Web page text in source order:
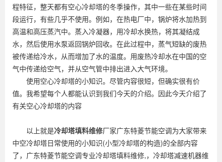
程特征，整天都有空心冷却塔的冬季操作，其中一些在某些时间
段运行，有些几乎不使用。例如，在热电厂中，锅炉将水加热到
高温和高压蒸汽中。蒸入冷凝器，用冷却水换热，将其凝结成
水，然后使用水泵返回锅炉回收。在此过程中，蒸气短缺的废热
被传递给冷水，从而增加了水的温度。用废热冷却水在中国的空
气中传递给空气，并从空气管中排出进入大气环境。
使用空心冷却塔的小知识。尽管内容很短，但确实很有价
值。我希望每个人都能认识到我们今天的介绍。因此今天介绍了
有关空心冷却塔的内容
以上就是冷却塔填料维修厂家广东特菱节能空调为大家带来
中空冷却塔日常使用的小知识(小型冷却塔的构造)的全部内容
了，广东特菱节能空调专业冷却塔填料维修,，冷却塔减速机器维